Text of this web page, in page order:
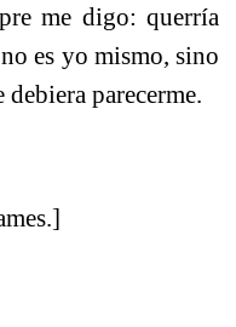
me digo: querría
es yo mismo, sino
parecerme.